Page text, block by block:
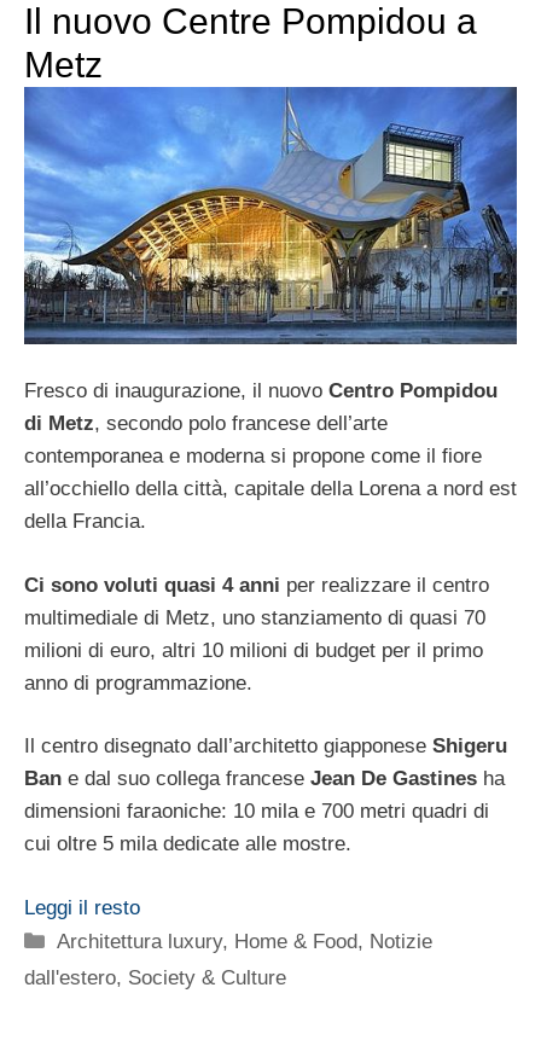
Il nuovo Centre Pompidou a
Metz
Fresco di inaugurazione, il nuovo Centro Pompidou
di Metz, secondo polo francese dell’arte
contemporanea e moderna si propone come il fiore
all’occhiello della città, capitale della Lorena a nord est
della Francia.
Ci sono voluti quasi 4 anni per realizzare il centro
multimediale di Metz, uno stanziamento di quasi 70
milioni di euro, altri 10 milioni di budget per il primo
anno di programmazione.
Il centro disegnato dall’architetto giapponese Shigeru
Ban e dal suo collega francese Jean De Gastines ha
dimensioni faraoniche: 10 mila e 700 metri quadri di
cui oltre 5 mila dedicate alle mostre.
Leggi il resto
Categorie
Architettura luxury, Home & Food, Notizie
dall'estero, Society & Culture